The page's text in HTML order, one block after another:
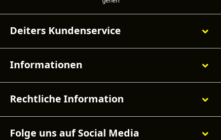
Deiters Kundenservice
Informationen
Rechtliche Information
Folge uns auf Social Media